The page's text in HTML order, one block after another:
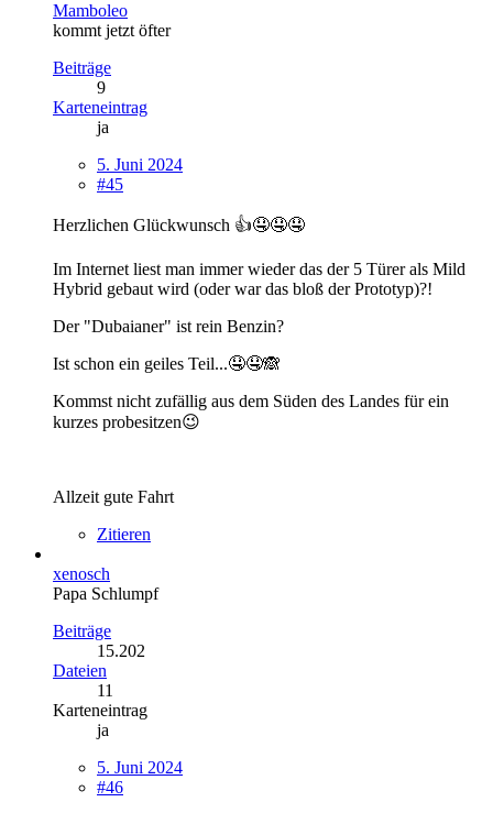
Mamboleo
kommt jetzt öfter
Beiträge
9
Karteneintrag
ja
5. Juni 2024
#45
Herzlichen Glückwunsch 👍🤤🤤🤤
Im Internet liest man immer wieder das der 5 Türer als Mild
Hybrid gebaut wird (oder war das bloß der Prototyp)?!
Der "Dubaianer" ist rein Benzin?
Ist schon ein geiles Teil...🤤🤤🙈
Kommst nicht zufällig aus dem Süden des Landes für ein
kurzes probesitzen😉
Allzeit gute Fahrt
Zitieren
xenosch
Papa Schlumpf
Beiträge
15.202
Dateien
11
Karteneintrag
ja
5. Juni 2024
#46